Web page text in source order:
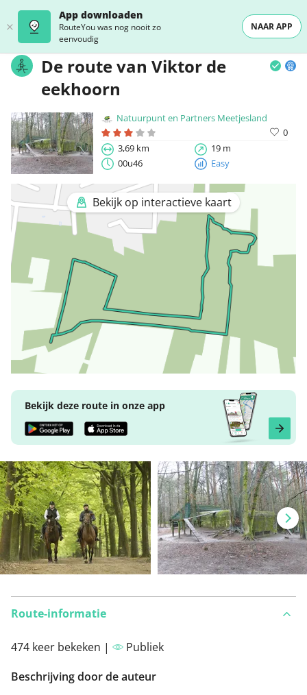
App downloaden
RouteYou was nog nooit zo
eenvoudig
NAAR APP
De route van Viktor de
eekhoorn
Natuurpunt en Partners Meetjesland
0
3,69 km
19 m
00u46
Easy
Bekijk op interactieve kaart
Bekijk deze route in onze app
Route-informatie
474 keer bekeken |
Publiek
Beschrijving door de auteur